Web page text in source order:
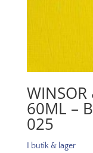
WINSOR
60ML –
025
I butik & lager